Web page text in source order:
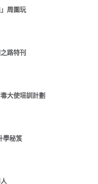
」周圍玩
路特刊
大使培訓計劃
學秘笈